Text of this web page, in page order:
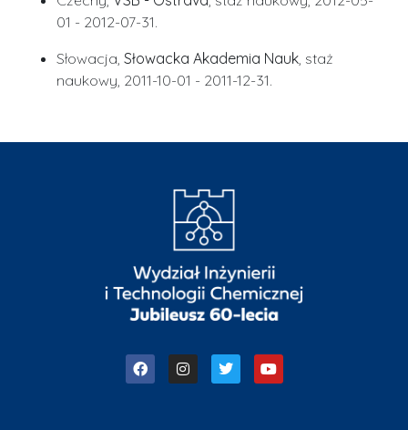
01 - 2012-07-31.
Słowacja,Słowacka Akademia Nauk, staż
naukowy, 2011-10-01 - 2011-12-31.